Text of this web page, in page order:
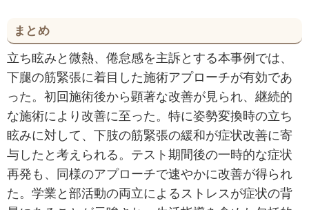
まとめ
立ち眩みと微熱、倦怠感を主訴とする本事例では、
下腿の筋緊張に着目した施術アプローチが有効であ
った。初回施術後から顕著な改善が見られ、継続的
な施術により改善に至った。特に姿勢変換時の立ち
眩みに対して、下肢の筋緊張の緩和が症状改善に寄
与したと考えられる。テスト期間後の一時的な症状
再発も、同様のアプローチで速やかに改善が得られ
た。学業と部活動の両立によるストレスが症状の背